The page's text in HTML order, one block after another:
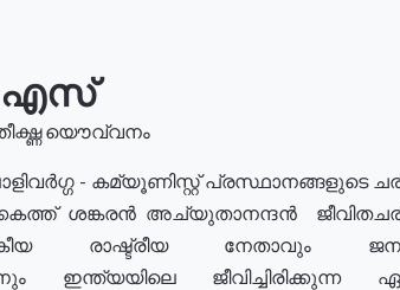
യൌവ്വനം
- കമ്യൂണിസ്റ്റ് പ്രസ്ഥാനങ്ങളുടെ
ശങ്കരൻ അച്യുതാനന്ദൻ
രാഷ്ട്രീയ നേതാവും
ഇന്ത്യയിലെ ജീവിച്ചിരിക്കുന്ന